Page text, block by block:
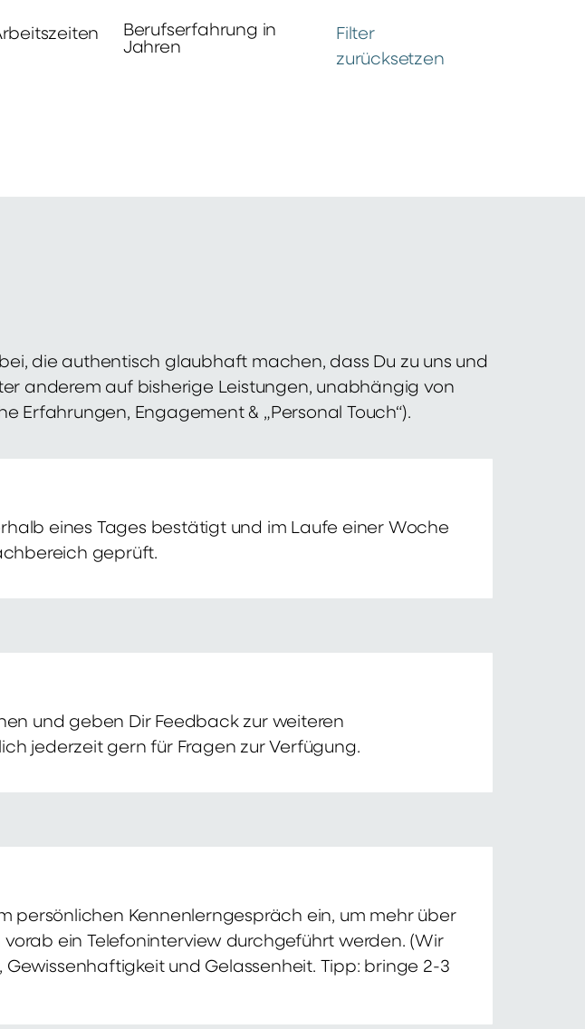
Berufserfahrung in
Jahren
Filter
zurücksetzen
die authentisch glaubhaft machen, dass Du zu uns und
anderem auf bisherige Leistungen, unabhängig von
Erfahrungen, Engagement & „Personal Touch“).
eines Tages bestätigt und im Laufe einer Woche
geprüft.
und geben Dir Feedback zur weiteren
jederzeit gern für Fragen zur Verfügung.
persönlichen Kennenlerngespräch ein, um mehr über
ein Telefoninterview durchgeführt werden. (Wir
und Gelassenheit. Tipp: bringe 2-3